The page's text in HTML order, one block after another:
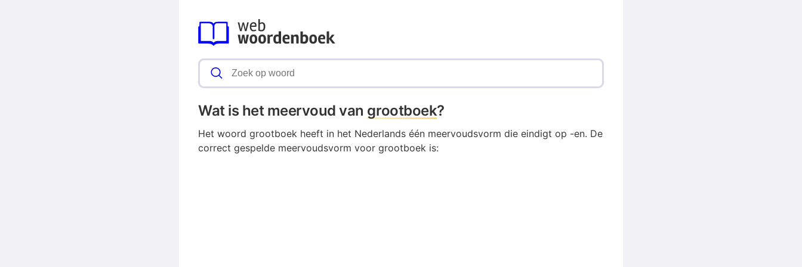
Wat is het meervoud van grootboek?
Het woord grootboek heeft in het Nederlands één meervoudsvorm die eindigt op -en. De
correct gespelde meervoudsvorm voor grootboek is: